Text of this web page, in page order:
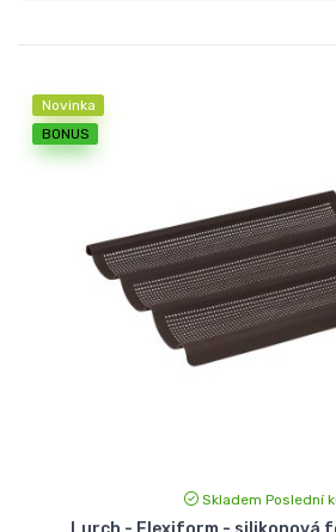
Novinka
BONUS
Skladem Poslední